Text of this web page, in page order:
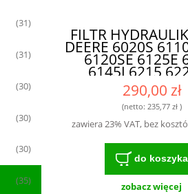
(31)
(31)
(30)
(30)
(30)
(35)
FILTR
DEERE 6020S
6120SE 6125E
6145J 6215
6320SE 6415
6515 6520SE
P568836
AL160771
AL203059| -
DŁUGIEJ
DO
MASZYN
290,00 zł
(netto: 235,77 zł)
zawiera 23% VAT, bez
do koszyka
zobacz więcej